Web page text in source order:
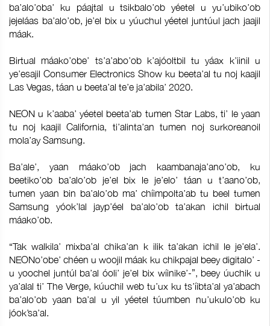
ba’alo’oba’ ku páajtal u tsikbalo’ob yéetel u yu’ubiko’ob
jejeláas ba’alo’ob, je’el bix u yúuchul yéetel juntúul jach jaajil
máak.
Birtual máako’obe’ ts’a’abo’ob k’ajóoltbil tu yáax k’iinil u
ye’esajil Consumer Electronics Show ku beeta’al tu noj kaajil
Las Vegas, táan u beeta’al te’e ja’abila’ 2020.
NEON u k’aaba’ yéetel beeta’ab tumen Star Labs, ti’ le yaan
tu noj kaajil California, ti’alinta’an tumen noj surkoreanoil
mola’ay Samsung.
Ba’ale’, yaan máako’ob jach kaambanaja’ano’ob, ku
beetiko’ob ba’alo’ob je’el bix le je’elo’ táan u t’aano’ob,
tumen yaan bin ba’alo’ob ma’ chíimpolta’ab tu beel tumen
Samsung yóok’lal jayp’éel ba’alo’ob ta’akan ichil birtual
máako’ob.
“Tak walkila’ mixba’al chika’an k ilik ta’akan ichil le je’ela’.
NEONo’obe’ chéen u woojil máak ku chikpajal beey digitalo’ -
u yoochel juntúl ba’al óoli’ je’el bix wíinike’-”, beey úuchik u
ya’alal ti’ The Verge, kúuchil web tu’ux ku ts’íibta’al ya’abach
ba’alo’ob yaan ba’al u yil yéetel túumben nu’ukulo’ob ku
jóok’sa’al.